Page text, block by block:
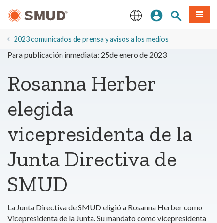
principal
Iniciar sesión
Buscar en
Menú
2023 comunicados de prensa y avisos a los medios
Para publicación inmediata: 25de enero de 2023
Rosanna Herber
elegida
vicepresidenta de la
Junta Directiva de
SMUD
La Junta Directiva de SMUD eligió a Rosanna Herber como
Vicepresidenta de la Junta. Su mandato como vicepresidenta